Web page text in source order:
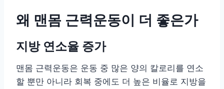
왜 맨몸 근력운동이 더 좋은가
지방 연소율 증가
맨몸 근력운동은 운동 중 많은 양의 칼로리를 연소
할 뿐만 아니라 회복 중에도 더 높은 비율로 지방을